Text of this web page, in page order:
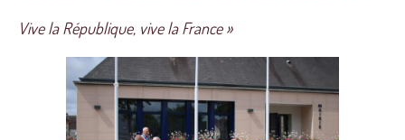
Vive la République, vive la France »